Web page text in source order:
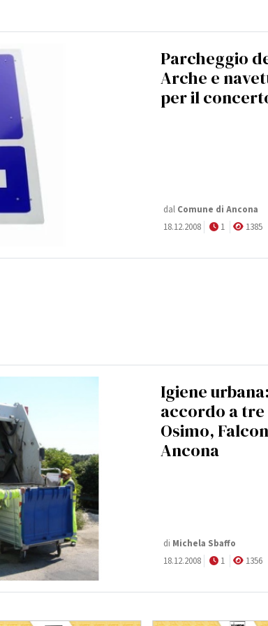
Parcheggio
Arche e
per il
dal Comune di Ancona
18.12.2008
1 1385
Igiene urbana:
accordo a
Osimo,
Ancona
di Michela Sbaffo
18.12.2008
1 1356